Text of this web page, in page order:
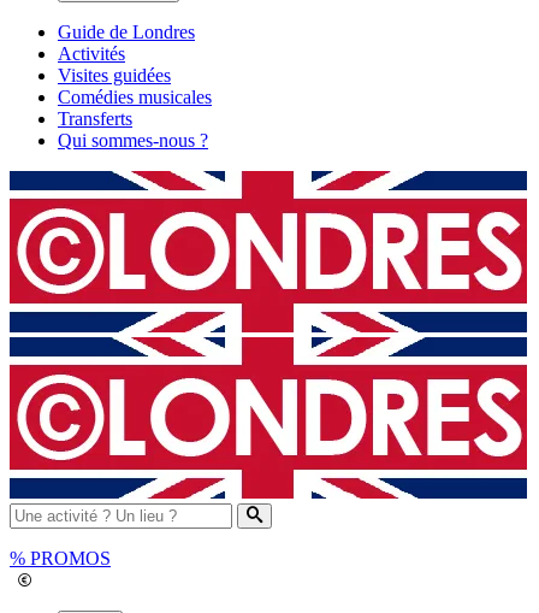
Guide de Londres
Activités
Visites guidées
Comédies musicales
Transferts
Qui sommes-nous ?
% PROMOS